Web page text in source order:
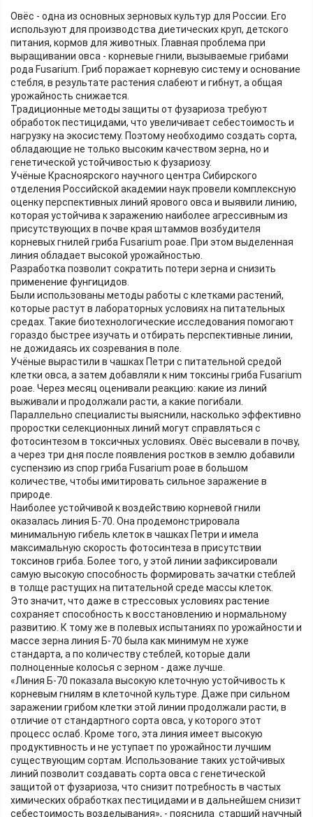
Овёс - одна из основных зерновых культур для России. Его
используют для производства диетических круп, детского
питания, кормов для животных. Главная проблема при
выращивании овса - корневые гнили, вызываемые грибами
рода Fusarium. Гриб поражает корневую систему и основание
стебля, в результате растения слабеют и гибнут, а общая
урожайность снижается.
Традиционные методы защиты от фузариоза требуют
обработок пестицидами, что увеличивает себестоимость и
нагрузку на экосистему. Поэтому необходимо создать сорта,
обладающие не только высоким качеством зерна, но и
генетической устойчивостью к фузариозу.
Учёные Красноярского научного центра Сибирского
отделения Российской академии наук провели комплексную
оценку перспективных линий ярового овса и выявили линию,
которая устойчива к заражению наиболее агрессивным из
присутствующих в почве края штаммов возбудителя
корневых гнилей гриба Fusarium poae. При этом выделенная
линия обладает высокой урожайностью.
Разработка позволит сократить потери зерна и снизить
применение фунгицидов.
Были использованы методы работы с клетками растений,
которые растут в лабораторных условиях на питательных
средах. Такие биотехнологические исследования помогают
гораздо быстрее изучать и отбирать перспективные линии,
не дожидаясь их созревания в поле.
Учёные вырастили в чашках Петри с питательной средой
клетки овса, а затем добавляли к ним токсины гриба Fusarium
poae. Через месяц оценивали реакцию: какие из линий
выживали и продолжали расти, а какие погибали.
Параллельно специалисты выяснили, насколько эффективно
проростки селекционных линий могут справляться с
фотосинтезом в токсичных условиях. Овёс высевали в почву,
а через три дня после появления ростков в землю добавили
суспензию из спор гриба Fusarium poae в большом
количестве, чтобы имитировать сильное заражение в
природе.
Наиболее устойчивой к воздействию корневой гнили
оказалась линия Б-70. Она продемонстрировала
минимальную гибель клеток в чашках Петри и имела
максимальную скорость фотосинтеза в присутствии
токсинов гриба. Более того, у этой линии зафиксировали
самую высокую способность формировать зачатки стеблей
в толще растущих на питательной среде массы клеток.
Это значит, что даже в стрессовых условиях растение
сохраняет способность к восстановлению и нормальному
развитию. К тому же в полевых испытаниях по урожайности и
массе зерна линия Б-70 была как минимум не хуже
стандарта, а по количеству стеблей, которые дали
полноценные колосья с зерном - даже лучше.
«Линия Б-70 показала высокую клеточную устойчивость к
корневым гнилям в клеточной культуре. Даже при сильном
заражении грибом клетки этой линии продолжали расти, в
отличие от стандартного сорта овса, у которого этот
процесс ослаб. Кроме того, эта линия имеет высокую
продуктивность и не уступает по урожайности лучшим
существующим сортам. Использование таких устойчивых
линий позволит создавать сорта овса с генетической
защитой от фузариоза, что снизит потребность в частых
химических обработках пестицидами и в дальнейшем снизит
себестоимость возделывания», - пояснила старший научный